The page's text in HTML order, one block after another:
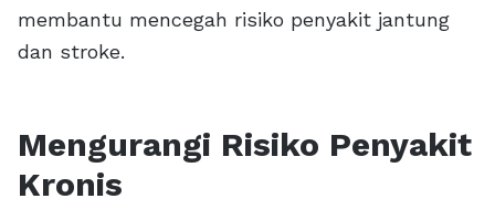
membantu mencegah risiko penyakit jantung
dan stroke.
Mengurangi Risiko Penyakit
Kronis